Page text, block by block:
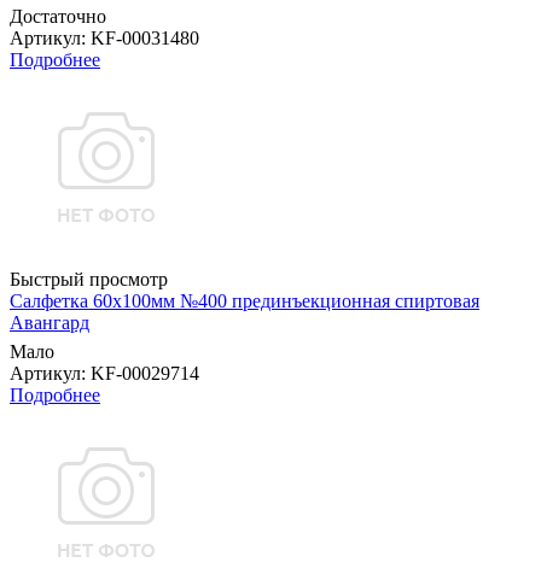
Достаточно
Артикул: KF-00031480
Подробнее
Быстрый просмотр
Салфетка 60х100мм №400 прединъекционная спиртовая
Авангард
Мало
Артикул: KF-00029714
Подробнее